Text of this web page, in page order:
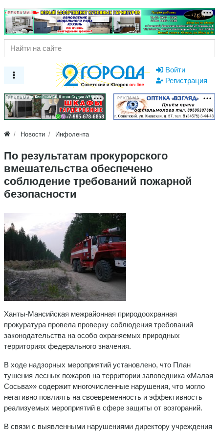
РЕКЛАМА
Войти
Регистрация
РЕКЛАМА РЕКЛАМА
Новости Инфолента
По результатам прокурорского
вмешательства обеспечено
соблюдение требований пожарной
безопасности
Ханты-Мансийская межрайонная природоохранная
прокуратура провела проверку соблюдения требований
законодательства на особо охраняемых природных
территориях федерального значения.
В ходе надзорных мероприятий установлено, что План
тушения лесных пожаров на территории заповедника «Малая
Сосьва»» содержит многочисленные нарушения, что могло
негативно повлиять на своевременность и эффективность
реализуемых мероприятий в сфере защиты от возгораний.
В связи с выявленными нарушениями директору учреждения